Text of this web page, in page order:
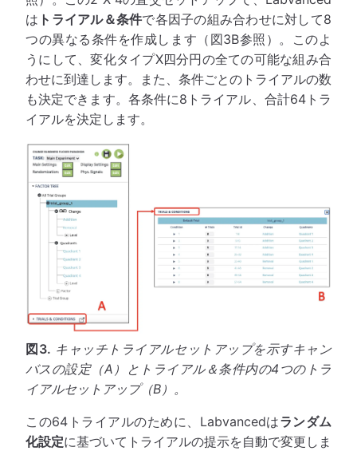
は トライアル＆条件で各因子の組み合わせに対して8
つの異なる条件を作成します（図3B参照）。このよ
うにして、変化タイプX四分円の全ての可能な組み合
わせに到達します。また、条件ごとのトライアルの数
も決定できます。各条件に8トライアル、合計64トラ
イアルを決定します。
図3. キャッチトライアルセットアップを示すキャン
バスの設定（A）とトライアル＆条件内の4つのトラ
イアルセットアップ（B）。
この64トライアルのために、Labvancedはランダム
化設定に基づいてトライアルの提示を自動で変更しま